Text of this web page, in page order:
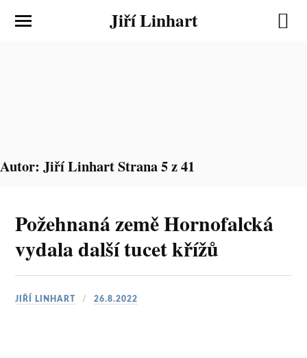
Jiří Linhart
Autor: Jiří LinhartStrana 5 z 41
Požehnaná země Hornofalcká
vydala další tucet křížů
JIŘÍ LINHART 26.8.2022